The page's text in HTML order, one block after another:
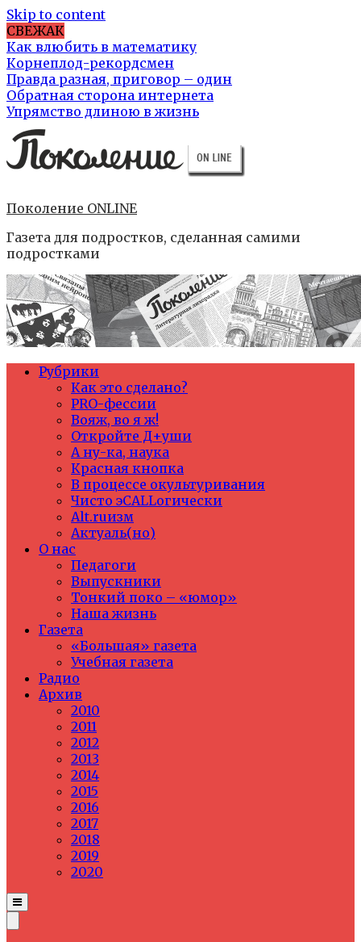
Skip to content
СВЕЖАК
Как влюбить в математику
Корнеплод-рекордсмен
Правда разная, приговор – один
Обратная сторона интернета
Упрямство длиною в жизнь
Поколение ONLINE
Газета для подростков, сделанная самими
подростками
Рубрики
Как это сделано?
PRO-фессии
Вояж, во я ж!
Откройте Д+уши
А ну-ка, наука
Красная кнопка
В процессе окультуривания
Чисто эCALLогически
Alt.ruизм
Актуаль(но)
О нас
Педагоги
Выпускники
Тонкий поко – «юмор»
Наша жизнь
Газета
«Большая» газета
Учебная газета
Радио
Архив
2010
2011
2012
2013
2014
2015
2016
2017
2018
2019
2020